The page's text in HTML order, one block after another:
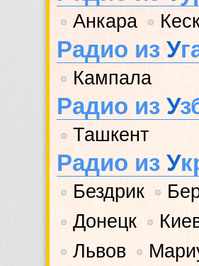
• Анкара •
Радио из У
• Кампала
Радио из У
• Ташкент
Радио из У
• Бездрик •
• Донецк •
• Львов •